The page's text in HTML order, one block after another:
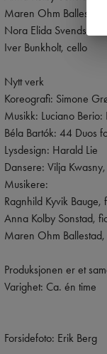
Maren Ohm Ballestad,
Nora Elida Svendsen
Iver Bunkholt, cello
Nytt verk
Koreografi: Simone
Musikk: Luciano
Béla Bartók: 44 Duos
Lysdesign: Harald Lie
Dansere: Vilja
Musikere:
Ragnhild Kyvik Bauge,
Anna Kolby Sonstad,
Maren Ohm
Produksjonen er et
Varighet: Ca. én time
Forsidefoto: Erik Berg